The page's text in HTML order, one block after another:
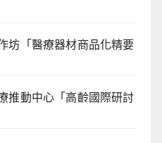
坊「醫療器材商品化精要
推動中心「高齡國際研討